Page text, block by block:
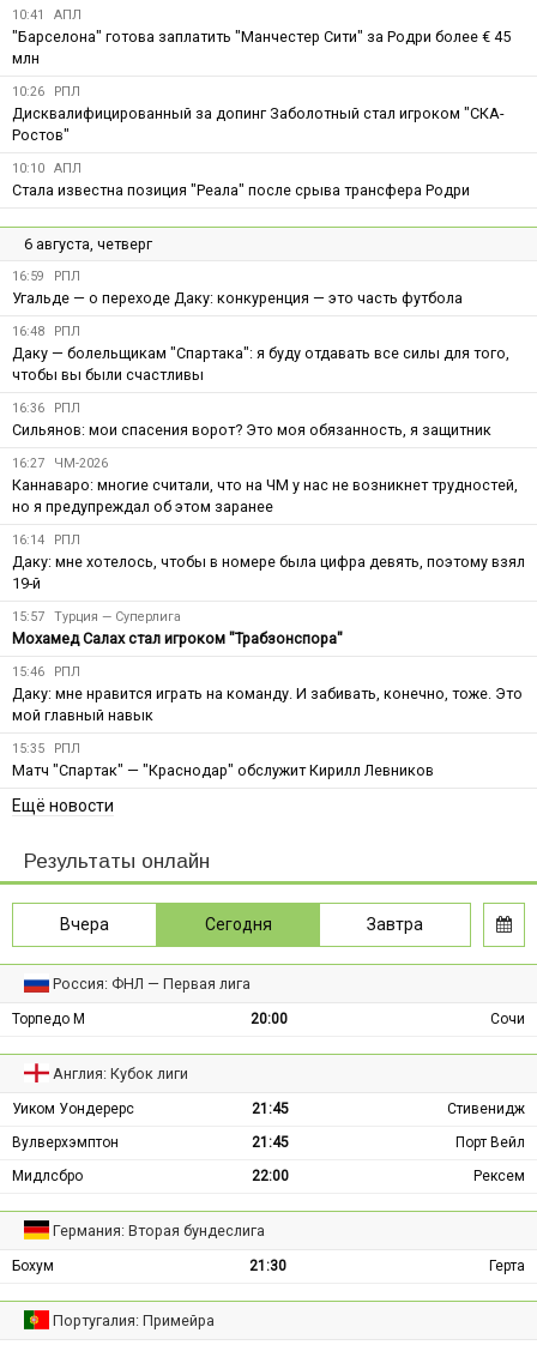
10:41 АПЛ
"Барселона" готова заплатить "Манчестер Сити" за Родри более € 45
млн
10:26 РПЛ
Дисквалифицированный за допинг Заболотный стал игроком "СКА-
Ростов"
10:10 АПЛ
Стала известна позиция "Реала" после срыва трансфера Родри
6 августа, четверг
16:59 РПЛ
Угальде — о переходе Даку: конкуренция — это часть футбола
16:48 РПЛ
Даку — болельщикам "Спартака": я буду отдавать все силы для того,
чтобы вы были счастливы
16:36 РПЛ
Сильянов: мои спасения ворот? Это моя обязанность, я защитник
16:27 ЧМ-2026
Каннаваро: многие считали, что на ЧМ у нас не возникнет трудностей,
но я предупреждал об этом заранее
16:14 РПЛ
Даку: мне хотелось, чтобы в номере была цифра девять, поэтому взял
19-й
15:57 Турция — Суперлига
Мохамед Салах стал игроком "Трабзонспора"
15:46 РПЛ
Даку: мне нравится играть на команду. И забивать, конечно, тоже. Это
мой главный навык
15:35 РПЛ
Матч "Спартак" — "Краснодар" обслужит Кирилл Левников
Ещё новости
Результаты онлайн
Вчера Сегодня Завтра
Россия: ФНЛ — Первая лига
Торпедо М 20:00 Сочи
Англия: Кубок лиги
Уиком Уондерерс 21:45
Стивенидж
Вулверхэмптон
21:45
Порт Вейл
Мидлсбро
22:00 Рексем
Германия: Вторая бундеслига
Бохум 21:30 Герта
Португалия: Примейра